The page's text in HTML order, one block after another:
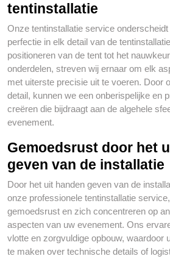
tentinstallatie
Onze tentinstallatie service
perfectie in elk detail van de
positioneren van de tent tot het
onderdelen, streven wij ernaar om elk
met uiterste precisie uit te voeren. Door
detail, kunnen we een onberispelijke en
creëren die bijdraagt aan de algehele
evenement.
Gemoedsrust door het
geven van de installatie
Door het uit handen geven van de
onze professionele tentinstallatie
gemoedsrust en zich concentreren op
aspecten van uw evenement. Ons
vlotte en zorgvuldige opbouw, waardoor
te maken over technische details of